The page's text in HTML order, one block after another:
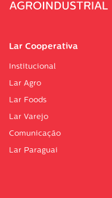
Lar Cooperativa
Institucional
Lar Agro
Lar Foods
Lar Varejo
Comunicação
Lar Paraguai